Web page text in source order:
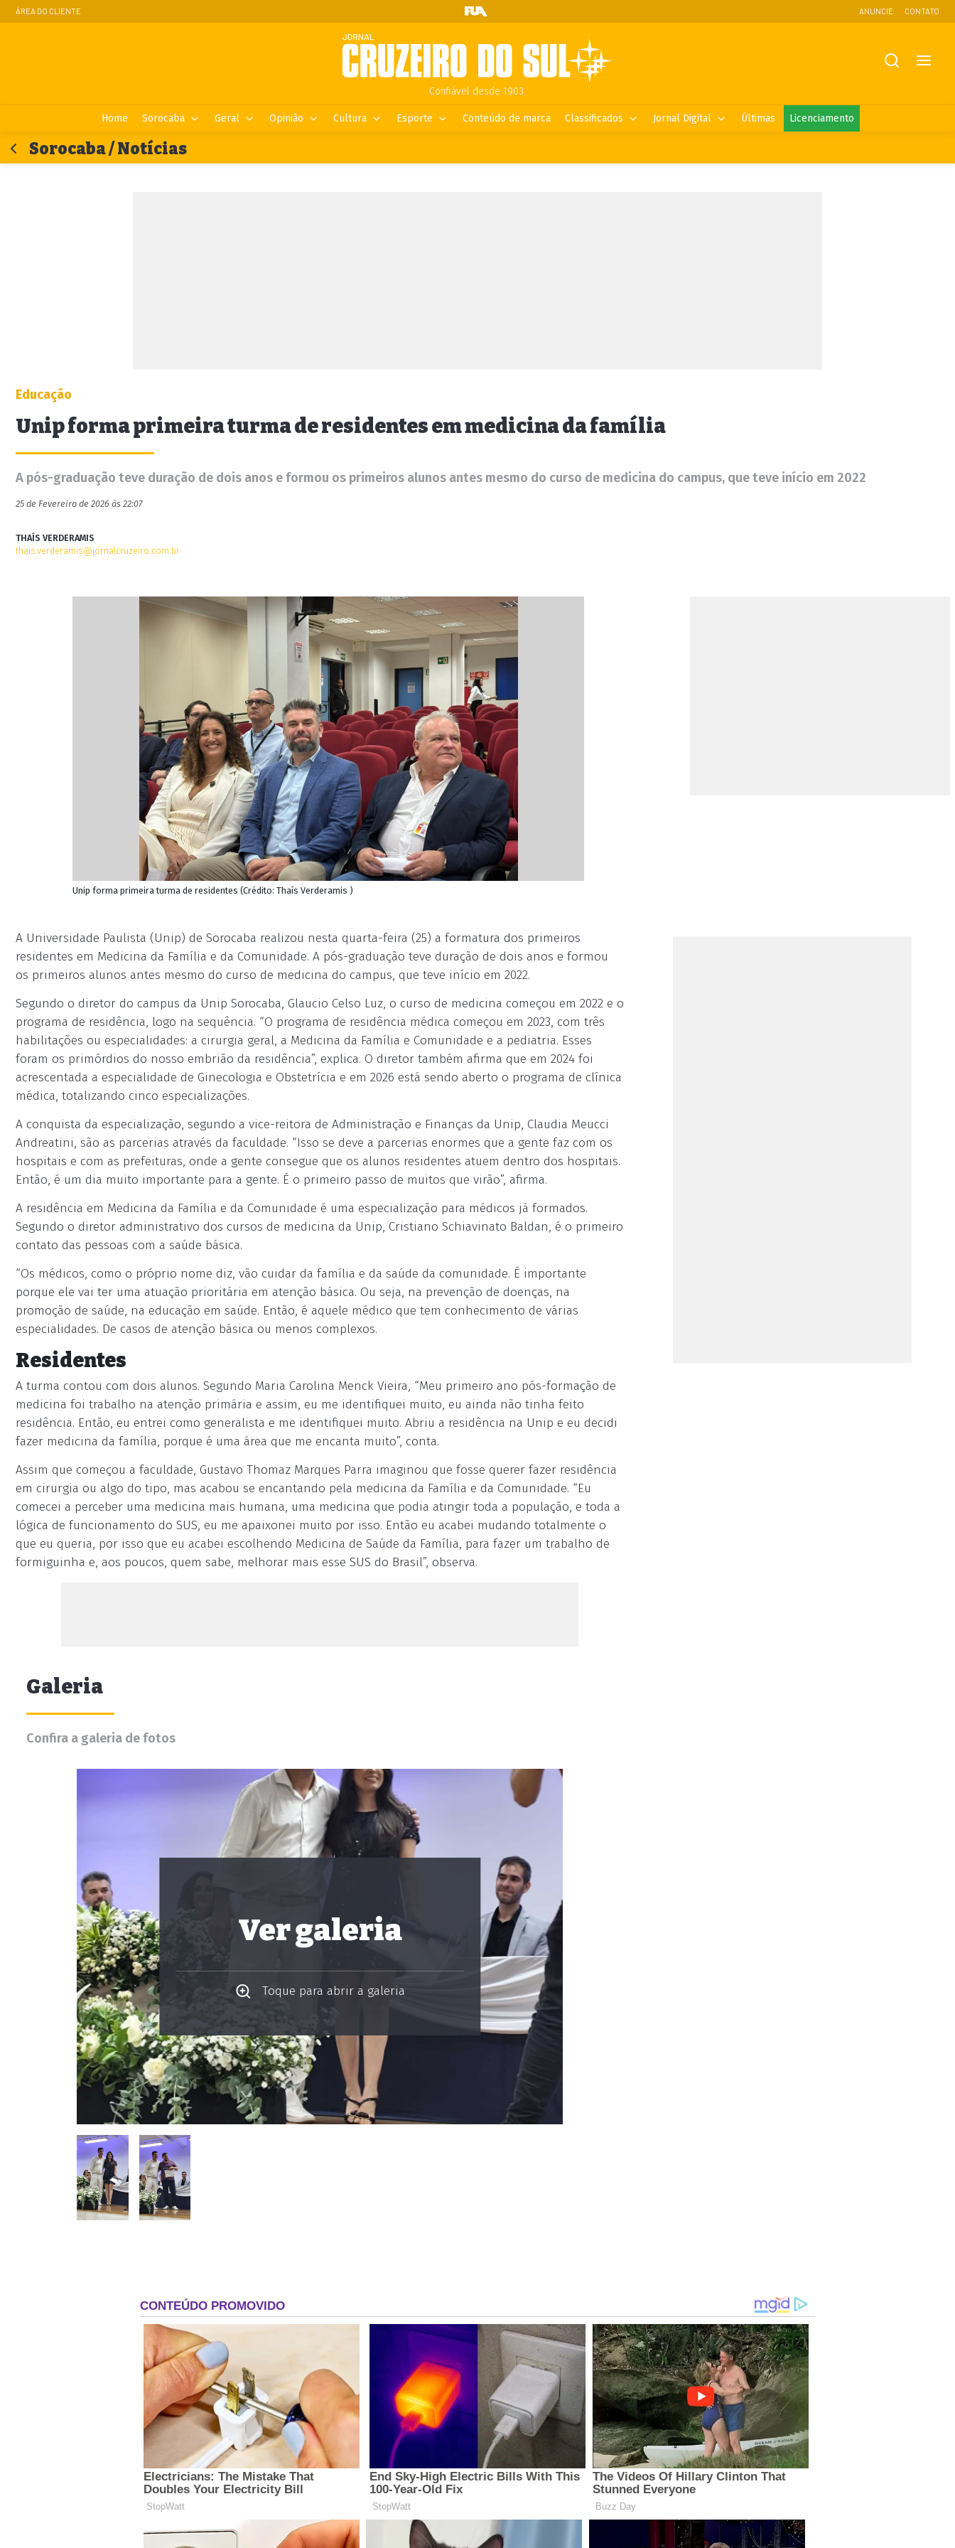
ÁREA DO CLIENTE ANUNCIE CONTATO
Confiável desde 1903.
Home Sorocaba Geral Opinião Cultura Esporte Conteúdo de marca Classificados Jornal Digital Últimas Licenciamento
Sorocaba / Notícias
Educação
Unip forma primeira turma de residentes em medicina da família
A pós-graduação teve duração de dois anos e formou os primeiros alunos antes mesmo do curso de medicina do campus, que teve início em 2022
25 de Fevereiro de 2026 às 22:07
THAÍS VERDERAMIS
thais.verderamis@jornalcruzeiro.com.br
Unip forma primeira turma de residentes (Crédito: Thaís Verderamis )
A Universidade Paulista (Unip) de Sorocaba realizou nesta quarta-feira (25) a formatura dos primeiros
residentes em Medicina da Família e da Comunidade. A pós-graduação teve duração de dois anos e formou
os primeiros alunos antes mesmo do curso de medicina do campus, que teve início em 2022.
Segundo o diretor do campus da Unip Sorocaba, Glaucio Celso Luz, o curso de medicina começou em 2022 e o
programa de residência, logo na sequência. “O programa de residência médica começou em 2023, com três
habilitações ou especialidades: a cirurgia geral, a Medicina da Família e Comunidade e a pediatria. Esses
foram os primórdios do nosso embrião da residência”, explica. O diretor também afirma que em 2024 foi
acrescentada a especialidade de Ginecologia e Obstetrícia e em 2026 está sendo aberto o programa de clínica
médica, totalizando cinco especializações.
A conquista da especialização, segundo a vice-reitora de Administração e Finanças da Unip, Claudia Meucci
Andreatini, são as parcerias através da faculdade. “Isso se deve a parcerias enormes que a gente faz com os
hospitais e com as prefeituras, onde a gente consegue que os alunos residentes atuem dentro dos hospitais.
Então, é um dia muito importante para a gente. É o primeiro passo de muitos que virão”, afirma.
A residência em Medicina da Família e da Comunidade é uma especialização para médicos já formados.
Segundo o diretor administrativo dos cursos de medicina da Unip, Cristiano Schiavinato Baldan, é o primeiro
contato das pessoas com a saúde básica.
“Os médicos, como o próprio nome diz, vão cuidar da família e da saúde da comunidade. É importante
porque ele vai ter uma atuação prioritária em atenção básica. Ou seja, na prevenção de doenças, na
promoção de saúde, na educação em saúde. Então, é aquele médico que tem conhecimento de várias
especialidades. De casos de atenção básica ou menos complexos.
Residentes
A turma contou com dois alunos. Segundo Maria Carolina Menck Vieira, “Meu primeiro ano pós-formação de
medicina foi trabalho na atenção primária e assim, eu me identifiquei muito, eu ainda não tinha feito
residência. Então, eu entrei como generalista e me identifiquei muito. Abriu a residência na Unip e eu decidi
fazer medicina da família, porque é uma área que me encanta muito”, conta.
Assim que começou a faculdade, Gustavo Thomaz Marques Parra imaginou que fosse querer fazer residência
em cirurgia ou algo do tipo, mas acabou se encantando pela medicina da Família e da Comunidade. “Eu
comecei a perceber uma medicina mais humana, uma medicina que podia atingir toda a população, e toda a
lógica de funcionamento do SUS, eu me apaixonei muito por isso. Então eu acabei mudando totalmente o
que eu queria, por isso que eu acabei escolhendo Medicina de Saúde da Família, para fazer um trabalho de
formiguinha e, aos poucos, quem sabe, melhorar mais esse SUS do Brasil”, observa.
Galeria
Confira a galeria de fotos
Ver galeria
Toque para abrir a galeria